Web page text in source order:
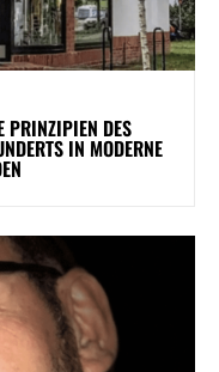
PRINZIPIEN DES
IN MODERNE